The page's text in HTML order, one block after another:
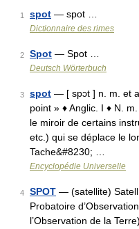
1 spot — spot …
Dictionnaire des rimes
2 Spot — Spot …
Deutsch Wörterbuch
3 spot — [ spɔt ] n. m. et
point » ♦ Anglic. I ♦ N.
le miroir de certains
etc.) qui se déplace le
Tache&#8230; …
Encyclopédie Universelle
4 SPOT — (satellite)
Probatoire
l’Observation de la